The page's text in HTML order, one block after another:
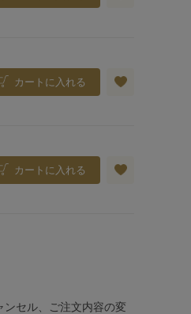
カートに入れる
カートに入れる
セル、ご注文内容の変